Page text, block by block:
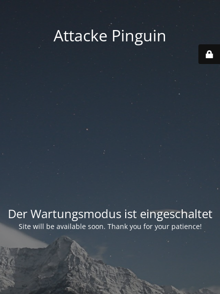
Attacke Pinguin
Der Wartungsmodus ist eingeschaltet
Site will be available soon. Thank you for your patience!